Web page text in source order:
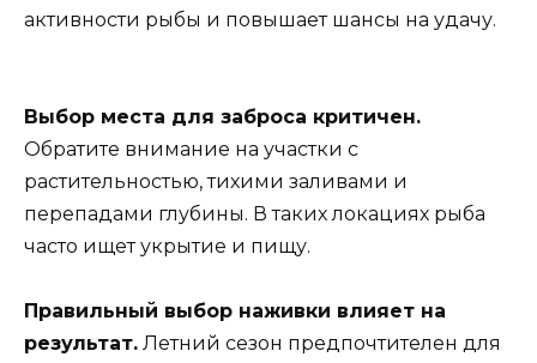
активности рыбы и повышает шансы на удачу.
Выбор места для заброса критичен.
Обратите внимание на участки с
растительностью, тихими заливами и
перепадами глубины. В таких локациях рыба
часто ищет укрытие и пищу.
Правильный выбор наживки влияет на
результат. Летний сезон предпочтителен для